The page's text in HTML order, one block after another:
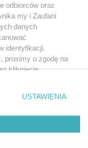
odbiorców oraz
my i Zaufani
danych
identyfikacji.
prosimy o zgodę na
kliknięcie
prywatności
strony
zgody
się takiemu
zastosowania tylko
USTAWIENIA